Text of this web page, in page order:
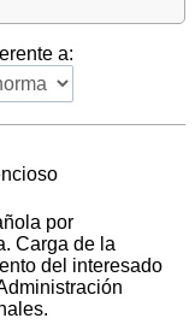
a:
por
Carga de la
del interesado